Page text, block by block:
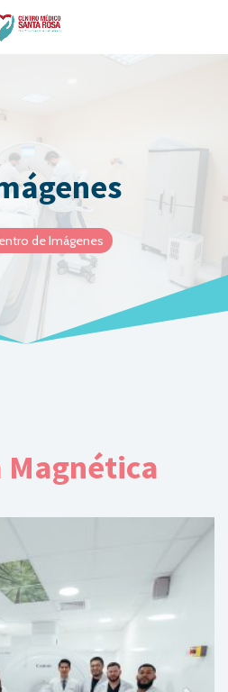
de Imágenes
Magnética